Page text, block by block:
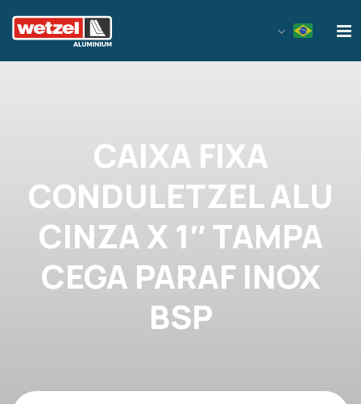
CAIXA FIXA
CONDULETZEL ALU
CINZA X 1″ TAMPA
CEGA PARAF INOX
BSP